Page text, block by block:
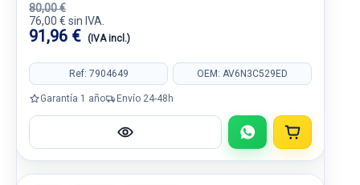
80,00 €
76,00 € sin IVA.
91,96 € (IVA incl.)
Ref: 7904649 OEM: AV6N3C529ED
Garantía 1 año Envío 24-48h